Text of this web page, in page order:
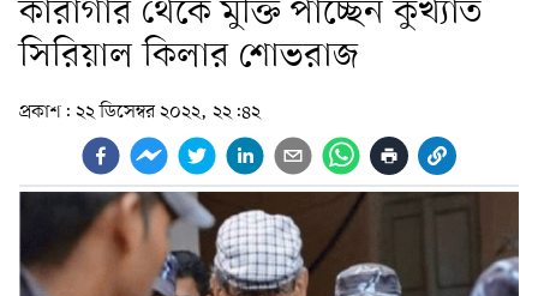
কারাগার থেকে মুক্তি পাচ্ছেন কুখ্যাত
সিরিয়াল কিলার শোভরাজ
প্রকাশ: ২২ ডিসেম্বর ২০২২, ২২:৪২